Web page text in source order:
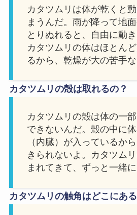
カタツムリは体が乾くと
まうんだ。雨が降って地
とりぬれると、自由に動き
カタツムリの体はほとん
るから、乾燥が大の苦手な
カタツムリの殻は取れるの？
カタツムリの殻は体の一
できないんだ。殻の中に
（内臓）が入っているか
きられないよ。カタツム
まれてきて、ずっと一緒に
カタツムリの触角はどこにあ